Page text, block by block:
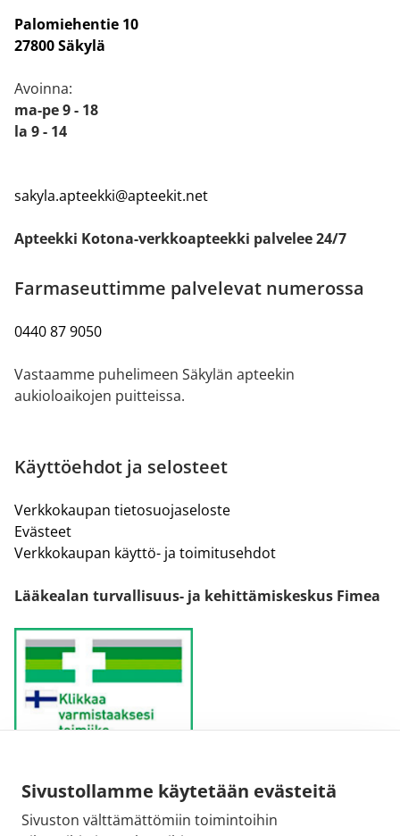
Sivustollamme käytetään evästeitä
Sivuston välttämättömiin toimintoihin
Palomiehentie 10
27800 Säkylä
Avoinna:
ma-pe 9 - 18
la 9 - 14
sakyla.apteekki@apteekit.net
Apteekki Kotona-verkkoapteekki palvelee 24/7
Farmaseuttimme palvelevat numerossa
0440 87 9050
Vastaamme puhelimeen Säkylän apteekin
aukioloaikojen puitteissa.
Käyttöehdot ja selosteet
Verkkokaupan tietosuojaseloste
Evästeet
Verkkokaupan käyttö- ja toimitusehdot
Lääkealan turvallisuus- ja kehittämiskeskus Fimea
Sähköpostiosoite:
kirjaamo@fimea.fi